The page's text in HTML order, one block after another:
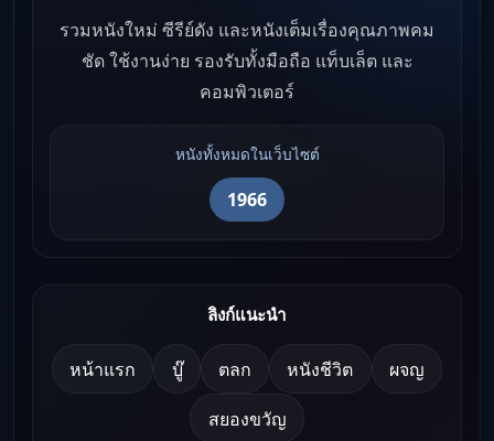
รวมหนังใหม่ ซีรีย์ดัง และหนังเต็มเรื่องคุณภาพคม
ชัด ใช้งานง่าย รองรับทั้งมือถือ แท็บเล็ต และ
คอมพิวเตอร์
หนังทั้งหมดในเว็บไซต์
1966
ลิงก์แนะนำ
หน้าแรก บู๊ ตลก หนังชีวิต ผจญ
สยองขวัญ